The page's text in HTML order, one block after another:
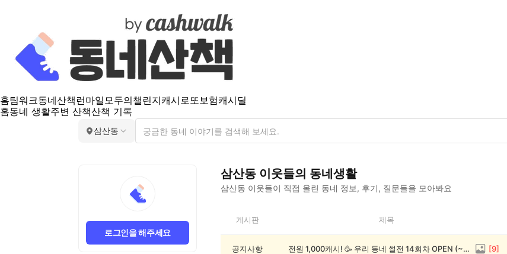
홈팀워크동네산책 런마일모두의챌린지캐시로또보험캐시딜
홈동네 생활주변 산책산책 기록
삼산동
로그인을 해주세요
삼산동 이웃들의 동네생활
삼산동 이웃들이 직접 올린 동네 정보, 후기, 질문들을 모아봐요
동
게시판 제목
공지사항 전원 1,000캐시! 🥳 우리 동네 썰전 14회차 OPEN (~8/17) [9]